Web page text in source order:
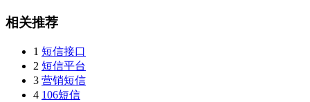
相关推荐
1 短信接口
2 短信平台
3 营销短信
4 106短信